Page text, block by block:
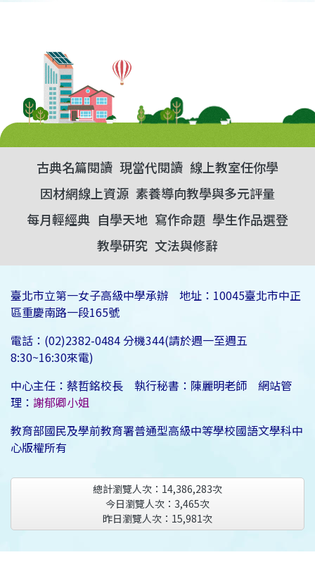
古典名篇閱讀 現當代閱讀 線上教室任你學
因材網線上資源 素養導向教學與多元評量
每月輕經典 自學天地 寫作命題 學生作品選登
教學研究 文法與修辭
臺北市立第一女子高級中學承辦 地址：10045臺北市中正
區重慶南路一段165號
電話：(02)2382-0484 分機344(請於週一至週五
8:30~16:30來電)
中心主任：蔡哲銘校長 執行秘書：陳麗明老師 網站管
理： 謝郁卿小姐
教育部國民及學前教育署普通型高級中等學校國語文學科中
心版權所有
總計瀏覽人次： 14,386,283次
今日瀏覽人次： 3,465次
昨日瀏覽人次： 15,981次